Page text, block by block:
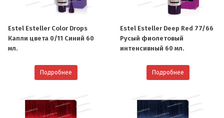
Estel Esteller Color Drops
Капли цвета 0/11 Синий 60
мл.
Подробнее
Estel Esteller Deep Red 77/66
Русый фиолетовый
интенсивный 60 мл.
Подробнее